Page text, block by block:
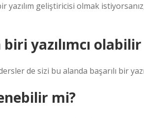
yazılım geliştiricisi olmak
yazılımcı
de sizi bu alanda başarılı bir
mi?